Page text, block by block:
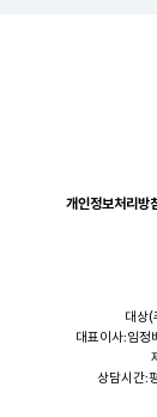
개인정보처리방
대상(
대표이사:임정
상담시간: